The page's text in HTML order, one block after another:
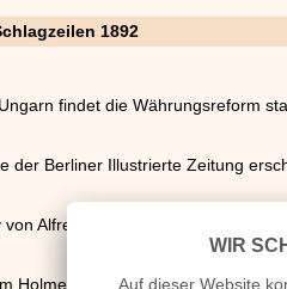
1892
findet die Währungsreform
der Berliner Illustrierte Zeitung
von Alfredo Catalani wird am Teatro
Holmenkollen der erste